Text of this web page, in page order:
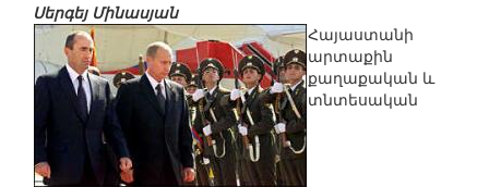
Սերգեյ Մինասյան
Հայաստանի
արտաքին
քաղաքական և
տնտեսական